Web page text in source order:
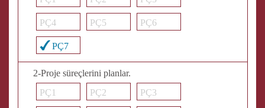
PÇ4 PÇ5 PÇ6
PÇ7
2-Proje süreçlerini planlar.
PÇ1
PÇ2 PÇ3